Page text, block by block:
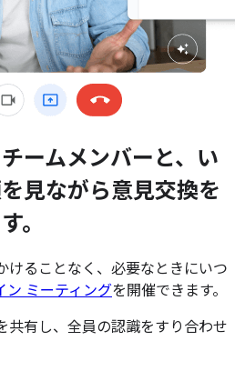
チームメンバーと、 い
見ながら意見交換を
。
けることなく、必要なときにいつ
ン ミーティングを開催できます。
共有し、全員の認識をすり合わせ